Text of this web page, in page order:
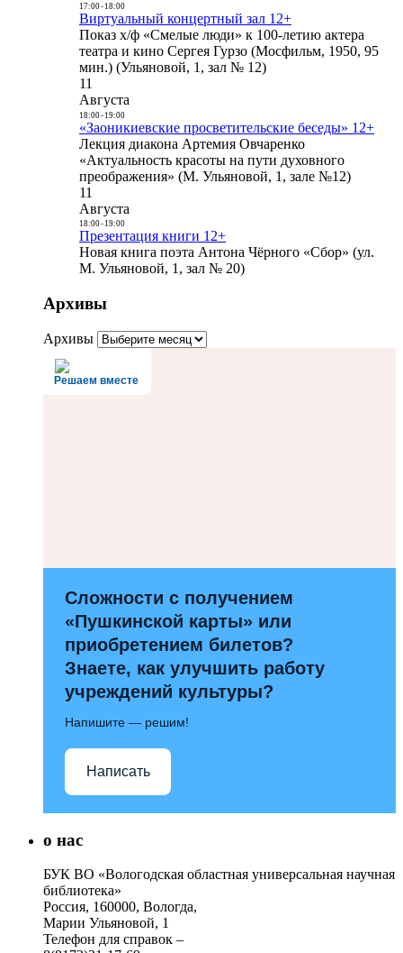
17:00- 18:00
Виртуальный концертный зал 12+
Показ х/ф «Смелые люди» к 100-летию актера
театра и кино Сергея Гурзо (Мосфильм, 1950, 95
мин.) (Ульяновой, 1, зал № 12)
11
Августа
18:00- 19:00
«Заоникиевские просветительские беседы» 12+
Лекция диакона Артемия Овчаренко
«Актуальность красоты на пути духовного
преображения» (М. Ульяновой, 1, зале №12)
11
Августа
18:00- 19:00
Презентация книги 12+
Новая книга поэта Антона Чёрного «Сбор» (ул.
М. Ульяновой, 1, зал № 20)
Архивы
Архивы
Решаем вместе
Сложности с получением
«Пушкинской карты» или
приобретением билетов?
Знаете, как улучшить работу
учреждений культуры?
Напишите — решим!
Написать
о нас
БУК ВО «Вологодская областная универсальная научная
библиотека»
Россия, 160000, Вологда,
Марии Ульяновой, 1
Телефон для справок –